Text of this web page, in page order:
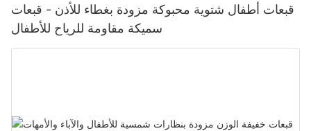
قبعات أطفال شتوية محبوكة مزودة بغطاء للأذن - قبعات
سميكة مقاومة للرياح للأطفال